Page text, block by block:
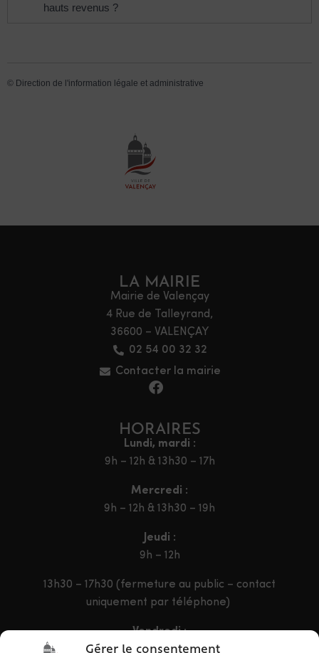
Gérer le consentement
hauts revenus ?
© Direction de l'information légale et administrative
LA MAIRIE
Mairie de Valençay
4 Rue de Talleyrand,
36600 – VALENÇAY
02 54 00 32 32
Contacter la mairie
HORAIRES
Lundi, mardi :
9h – 12h & 13h30 – 17h
Mercredi :
9h – 12h & 13h30 – 19h
Jeudi :
9h – 12h
13h30 – 17h30 (fermeture au public – contact
uniquement par téléphone)
Vendredi :
9h – 12h & 13h30 – 16h30